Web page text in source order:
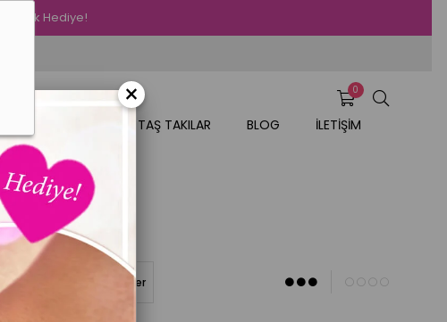
Hediye!
0
DOĞAL TAŞ TAKILAR BLOG İLETİŞİM
Göre (Z<A) Stoktakiler
×